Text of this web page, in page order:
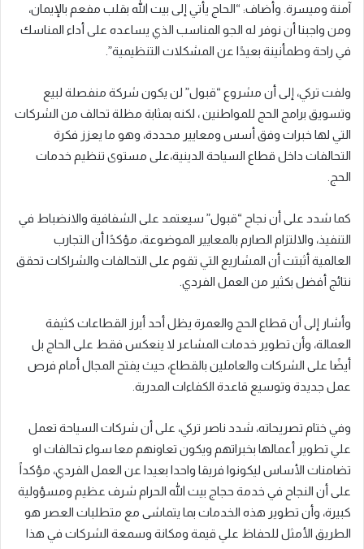
آمنة وميسرة. وأضاف: “الحاج يأتي إلى بيت الله بقلب مفعم بالإيمان،
ومن واجبنا أن نوفر له الجو المناسب الذي يساعده على أداء المناسك
في راحة وطمأنينة بعيدًا عن المشكلات التنظيمية”.
ولفت تركي، إلى أن مشروع “قبول” لن يكون شركة منفصلة لبيع
وتسويق برامج الحج للمواطنين ، لكنه بمثابة مظلة تحالف من الشركات
التي لها خبرات وفق أسس ومعايير محددة، وهو ما يعزز فكرة
التحالفات داخل قطاع السياحة الدينية،على مستوى تنظيم خدمات
الحج.
كما شدد على أن نجاح “قبول” سيعتمد على الشفافية والانضباط في
التنفيذ، والالتزام الصارم بالمعايير الموضوعة، مؤكدًا أن التجارب
العالمية أثبتت أن المشاريع التي تقوم على التحالفات والشراكات تحقق
نتائج أفضل بكثير من العمل الفردي.
وأشار إلى أن قطاع الحج والعمرة يظل أحد أبرز القطاعات كثيفة
العمالة، وأن تطوير خدمات المشاعر لا ينعكس فقط على الحاج بل
أيضًا على الشركات والعاملين بالقطاع، حيث يفتح المجال أمام فرص
عمل جديدة وتوسيع قاعدة الكفاءات المدربة.
وفي ختام تصريحاته، شدد ناصر تركي، على أن شركات السياحة تعمل
علي تطوير أعمالها بخبراتهم ويكون تعاونهم معا سواء تحالفات او
تضامنات الأساس ليكونوا فريقا واحدا بعيدا عن العمل الفردي، مؤكداً
على أن النجاح في خدمة حجاج بيت الله الحرام شرف عظيم ومسؤولية
كبيرة، وأن تطوير هذه الخدمات بما يتماشى مع متطلبات العصر هو
الطريق الأمثل للحفاظ علي قيمة ومكانة وسمعة الشركات في هذا